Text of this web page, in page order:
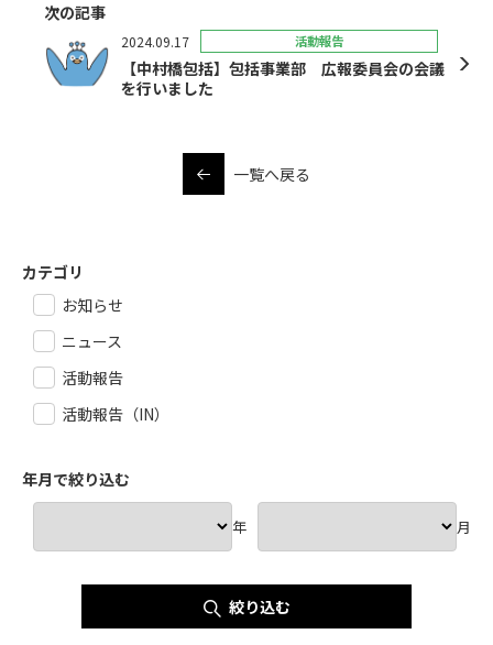
次の記事
2024.09.17 活動報告
【中村橋包括】包括事業部 広報委員会の会議
を行いました
一覧へ戻る
カテゴリ
お知らせ
ニュース
活動報告
活動報告（IN）
年月で絞り込む
年 月
絞り込む